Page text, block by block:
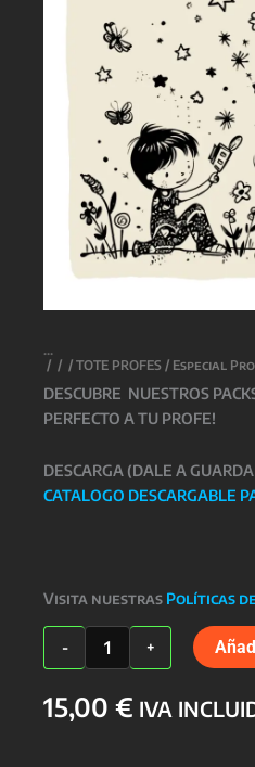
/ / / TOTE PROFES / Especial
DESCUBRE NUESTROS
PERFECTO A TU PROFE!
DESCARGA (DALE A
CATALOGO DESCARGABLE
Visita nuestras Políticas
-
Especial
Profesores
+
15,00 € IVA